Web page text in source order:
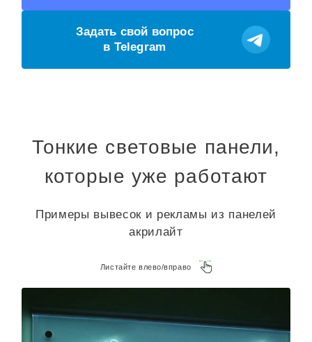
Задать свой вопрос
в Telegram
Тонкие световые панели,
которые уже работают
Примеры вывесок и рекламы из панелей
акрилайт
Листайте влево/вправо